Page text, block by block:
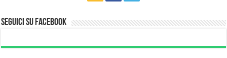
Seguici su Facebook